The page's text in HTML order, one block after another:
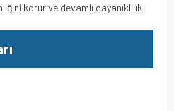
korur ve devamlı dayanıklılık